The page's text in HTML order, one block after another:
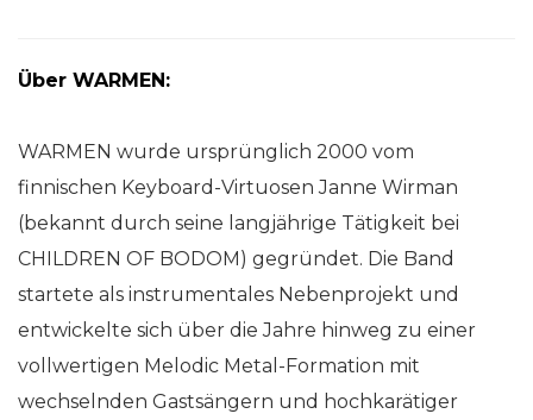
Über WARMEN:
WARMEN wurde ursprünglich 2000 vom
finnischen Keyboard-Virtuosen Janne Wirman
(bekannt durch seine langjährige Tätigkeit bei
CHILDREN OF BODOM) gegründet. Die Band
startete als instrumentales Nebenprojekt und
entwickelte sich über die Jahre hinweg zu einer
vollwertigen Melodic Metal-Formation mit
wechselnden Gastsängern und hochkarätiger